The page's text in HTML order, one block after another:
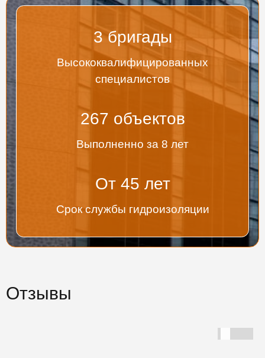
3бригады
Высококвалифицированных
специалистов
267 объектов
Выполненно за 8 лет
От 45 лет
Срок службы гидроизоляции
Отзывы